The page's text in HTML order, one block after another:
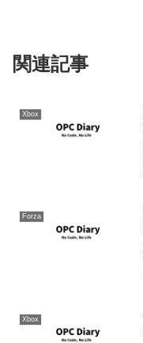
関連記事
Xbox
Forza
Xbox